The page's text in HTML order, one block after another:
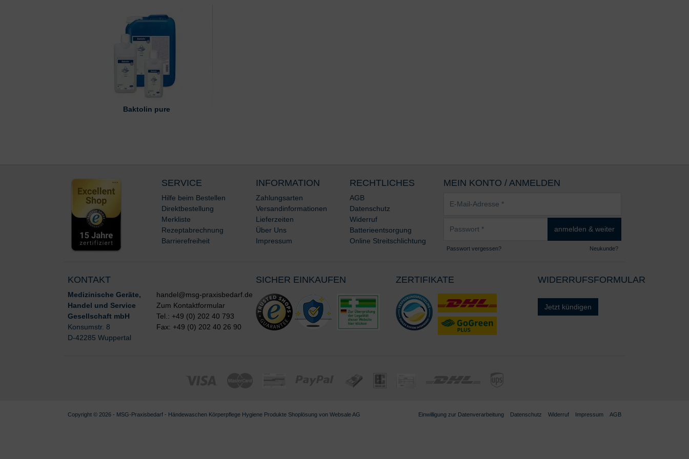
Baktolin pure
SERVICE
Hilfe beim Bestellen
Direktbestellung
Merkliste
Rezeptabrechnung
Barrierefreiheit
INFORMATION
Zahlungsarten
Versandinformationen
Lieferzeiten
Über Uns
Impressum
RECHTLICHES
AGB
Datenschutz
Widerruf
Batterieentsorgung
Online Streitschlichtung
MEIN KONTO / ANMELDEN
Mail-
anmelden & weiter
Passwort vergessen? Neukunde?
KONTAKT
Medizinische Geräte,
Handel und Service
Gesellschaft mbH
Konsumstr. 8
D-42285 Wuppertal
handel@msg-praxisbedarf.de
Zum Kontaktformular
Tel.: +49 (0) 202 40 793
Fax: +49 (0) 202 40 26 90
SICHER EINKAUFEN ZERTIFIKATE WIDERRUFSFORMULAR
Jetzt kündigen
Copyright © 2026 - MSG-Praxisbedarf - Händewaschen Körperpflege Hygiene Produkte Shoplösung von Websale AG Einwilligung zur Datenverarbeitung Datenschutz Widerruf Impressum AGB